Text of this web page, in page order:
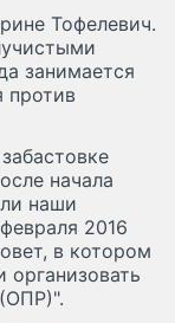
Тофелевич.
занимается
против
начала
наши
2016
в котором